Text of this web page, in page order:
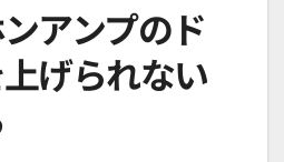
アンプのド
げられない